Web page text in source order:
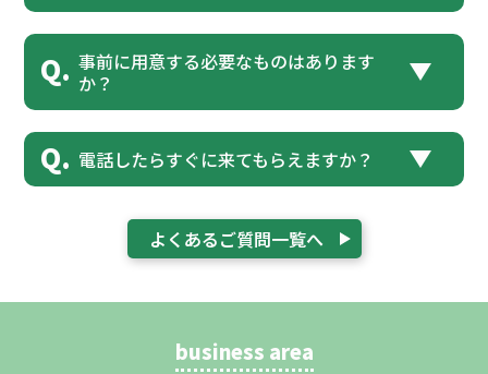
事前に用意する必要なものはあります
か？
電話したらすぐに来てもらえますか？
よくあるご質問一覧へ
business area